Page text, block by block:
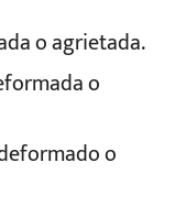
o agrietada.
o
o